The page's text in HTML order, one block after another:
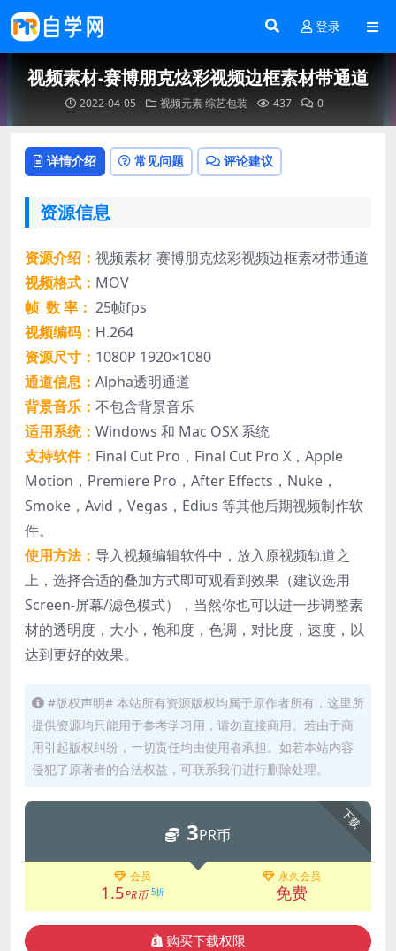
登录
视频素材-赛博朋克炫彩视频边框素材带通道
2022-04-05 视频元素综艺包装 437 0
详情介绍 常见问题 评论建议
资源信息
资源介绍： 视频素材-赛博朋克炫彩视频边框素材带通道
视频格式： MOV
帧 数 率： 25帧fps
视频编码： H.264
资源尺寸： 1080P 1920×1080
通道信息： Alpha透明通道
背景音乐： 不包含背景音乐
适用系统： Windows 和 Mac OSX 系统
支持软件： Final Cut Pro，Final Cut Pro X，Apple
Motion，Premiere Pro，After Effects，Nuke，
Smoke，Avid，Vegas，Edius 等其他后期视频制作软
件。
使用方法： 导入视频编辑软件中，放入原视频轨道之
上，选择合适的叠加方式即可观看到效果（建议选用
Screen-屏幕/滤色模式），当然你也可以进一步调整素
材的透明度，大小，饱和度，色调，对比度，速度，以
达到更好的效果。
#版权声明# 本站所有资源版权均属于原作者所有，这里所
提供资源均只能用于参考学习用，请勿直接商用。若由于商
用引起版权纠纷，一切责任均由使用者承担。如若本站内容
侵犯了原著者的合法权益，可联系我们进行删除处理。
下载
3PR币
会员
1.5PR币 5折
永久会员
免费
购买下载权限